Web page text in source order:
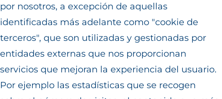
por nosotros, a excepción de aquellas
identificadas más adelante como "cookie de
terceros", que son utilizadas y gestionadas por
entidades externas que nos proporcionan
servicios que mejoran la experiencia del usuario.
Por ejemplo las estadísticas que se recogen